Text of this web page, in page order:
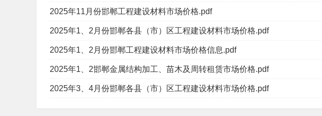
2025年11月份邯郸工程建设材料市场价格.pdf
2025年1、2月份邯郸各县（市）区工程建设材料市场价格.pdf
2025年1、2月份邯郸工程建设材料市场价格信息.pdf
2025年1、2邯郸金属结构加工、苗木及周转租赁市场价格.pdf
2025年3、4月份邯郸各县（市）区工程建设材料市场价格.pdf